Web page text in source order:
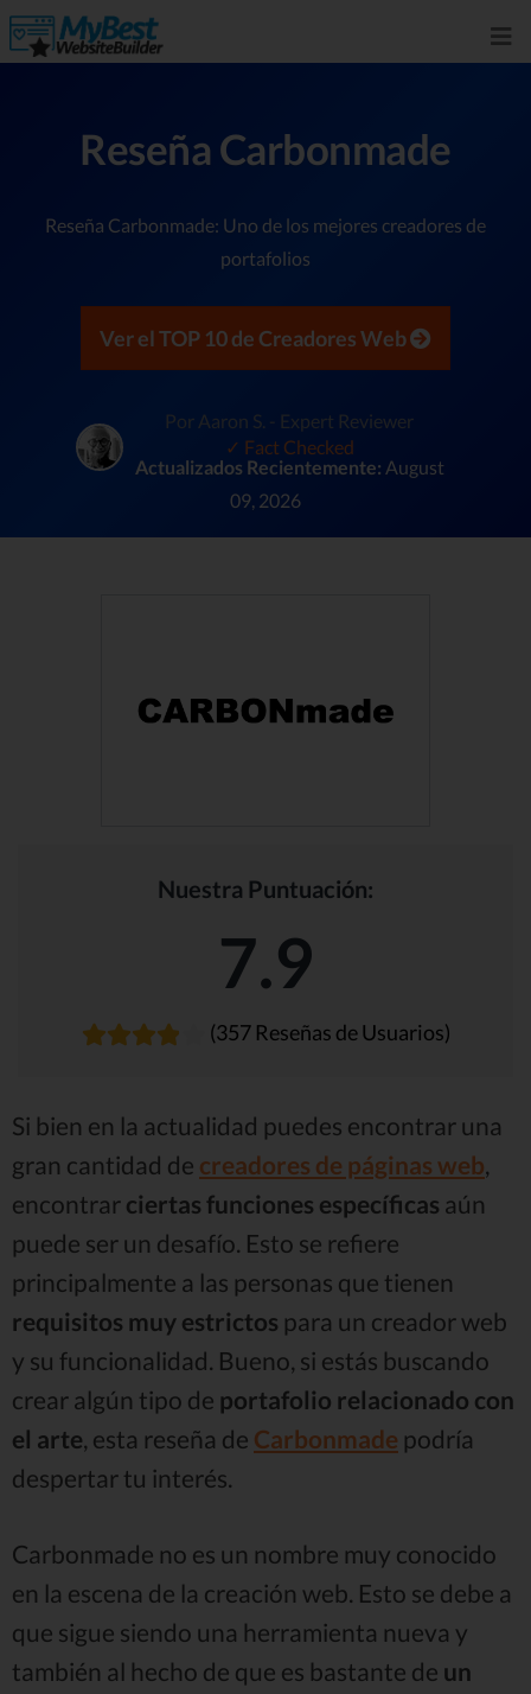
Reseña Carbonmade
Reseña Carbonmade: Uno de los mejores creadores de
portafolios
Ver el TOP 10 de Creadores Web
Por Aaron S. - Expert Reviewer
✓ Fact Checked
Actualizados Recientemente: August
09, 2026
Nuestra Puntuación:
7.9
(357 Reseñas de Usuarios)
Si bien en la actualidad puedes encontrar una
gran cantidad de creadores de páginas web,
encontrar ciertas funciones específicas aún
puede ser un desafío. Esto se refiere
principalmente a las personas que tienen
requisitos muy estrictos para un creador web
y su funcionalidad. Bueno, si estás buscando
crear algún tipo de portafolio relacionado con
el arte, esta reseña de Carbonmade podría
despertar tu interés.
Carbonmade no es un nombre muy conocido
en la escena de la creación web. Esto se debe a
que sigue siendo una herramienta nueva y
también al hecho de que es bastante de un